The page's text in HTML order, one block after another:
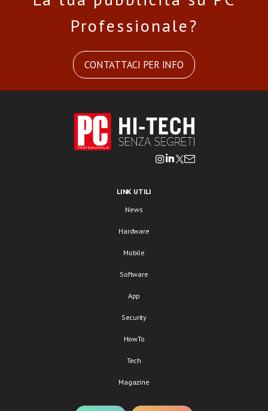
Professionale?
CONTATTACI PER INFO
LINK UTILI
News
Hardware
Mobile
Software
App
Security
HowTo
Tech
Magazine